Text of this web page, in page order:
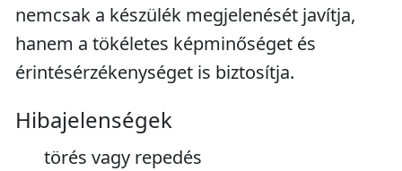
nemcsak a készülék megjelenését javítja,
hanem a tökéletes képminőséget és
érintésérzékenységet is biztosítja.
Hibajelenségek
törés vagy repedés